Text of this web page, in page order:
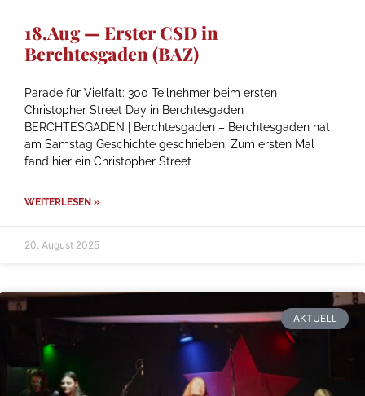
18.Aug — Erster CSD in
Berchtesgaden (BAZ)
Parade für Vielfalt: 300 Teilnehmer beim ersten
Christopher Street Day in Berchtesgaden
BERCHTESGADEN | Berchtesgaden – Berchtesgaden hat
am Samstag Geschichte geschrieben: Zum ersten Mal
fand hier ein Christopher Street
WEITERLESEN »
20. August 2025
AKTUELL